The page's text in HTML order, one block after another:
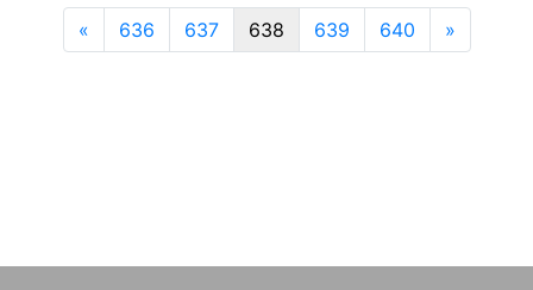
«Previous
636 637 638 639 640 »Next